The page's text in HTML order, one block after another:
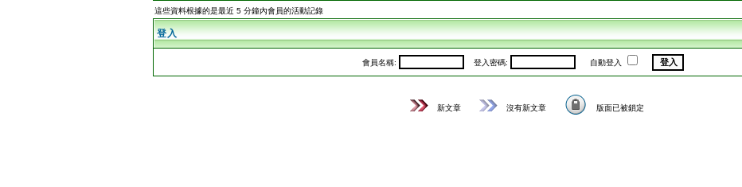
這些資料根據的是最近 5 分鐘內會員的活動記錄
登入
會員名稱: 登入密碼: 自動登入
新文章 沒有新文章 版面已被鎖定